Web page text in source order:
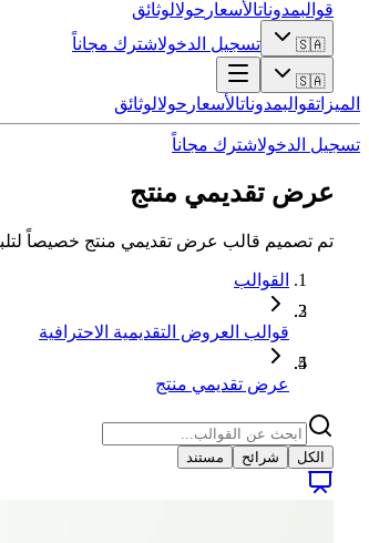
قوالبمدوناتالأسعار حولالوثائق
🇸🇦 تسجيل الدخولاشترك مجاناً
🇸🇦
الميزاتقوالبمدوناتالأسعار حولالوثائق
تسجيل الدخولاشترك مجاناً
عرض تقديمي منتج
تم تصميم قالب عرض تقديمي منتج خصيصاً
القوالب
قوالب العروض التقديمية الاحترافية
عرض تقديمي منتج
الكل شرائح مستند